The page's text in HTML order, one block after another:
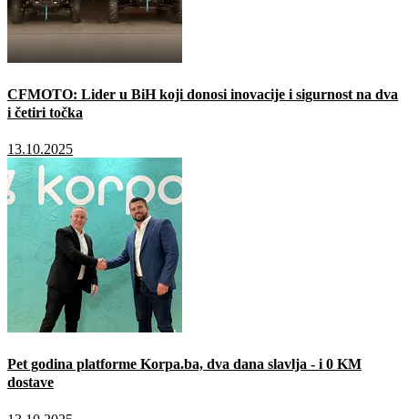
CFMOTO: Lider u BiH koji donosi inovacije i sigurnost na dva
i četiri točka
13.10.2025
Pet godina platforme Korpa.ba, dva dana slavlja - i 0 KM
dostave